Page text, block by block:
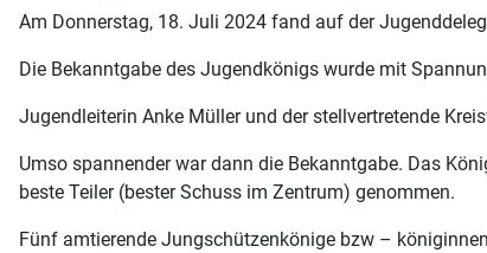
Am Donnerstag, 18. Juli 2024 fand auf der
Die Bekanntgabe des Jugendkönigs wurde mit
Jugendleiterin Anke Müller und der stellvertretende
Umso spannender war dann die Bekanntgabe. Das
beste Teiler (bester Schuss im Zentrum) genommen.
Fünf amtierende Jungschützenkönige bzw –